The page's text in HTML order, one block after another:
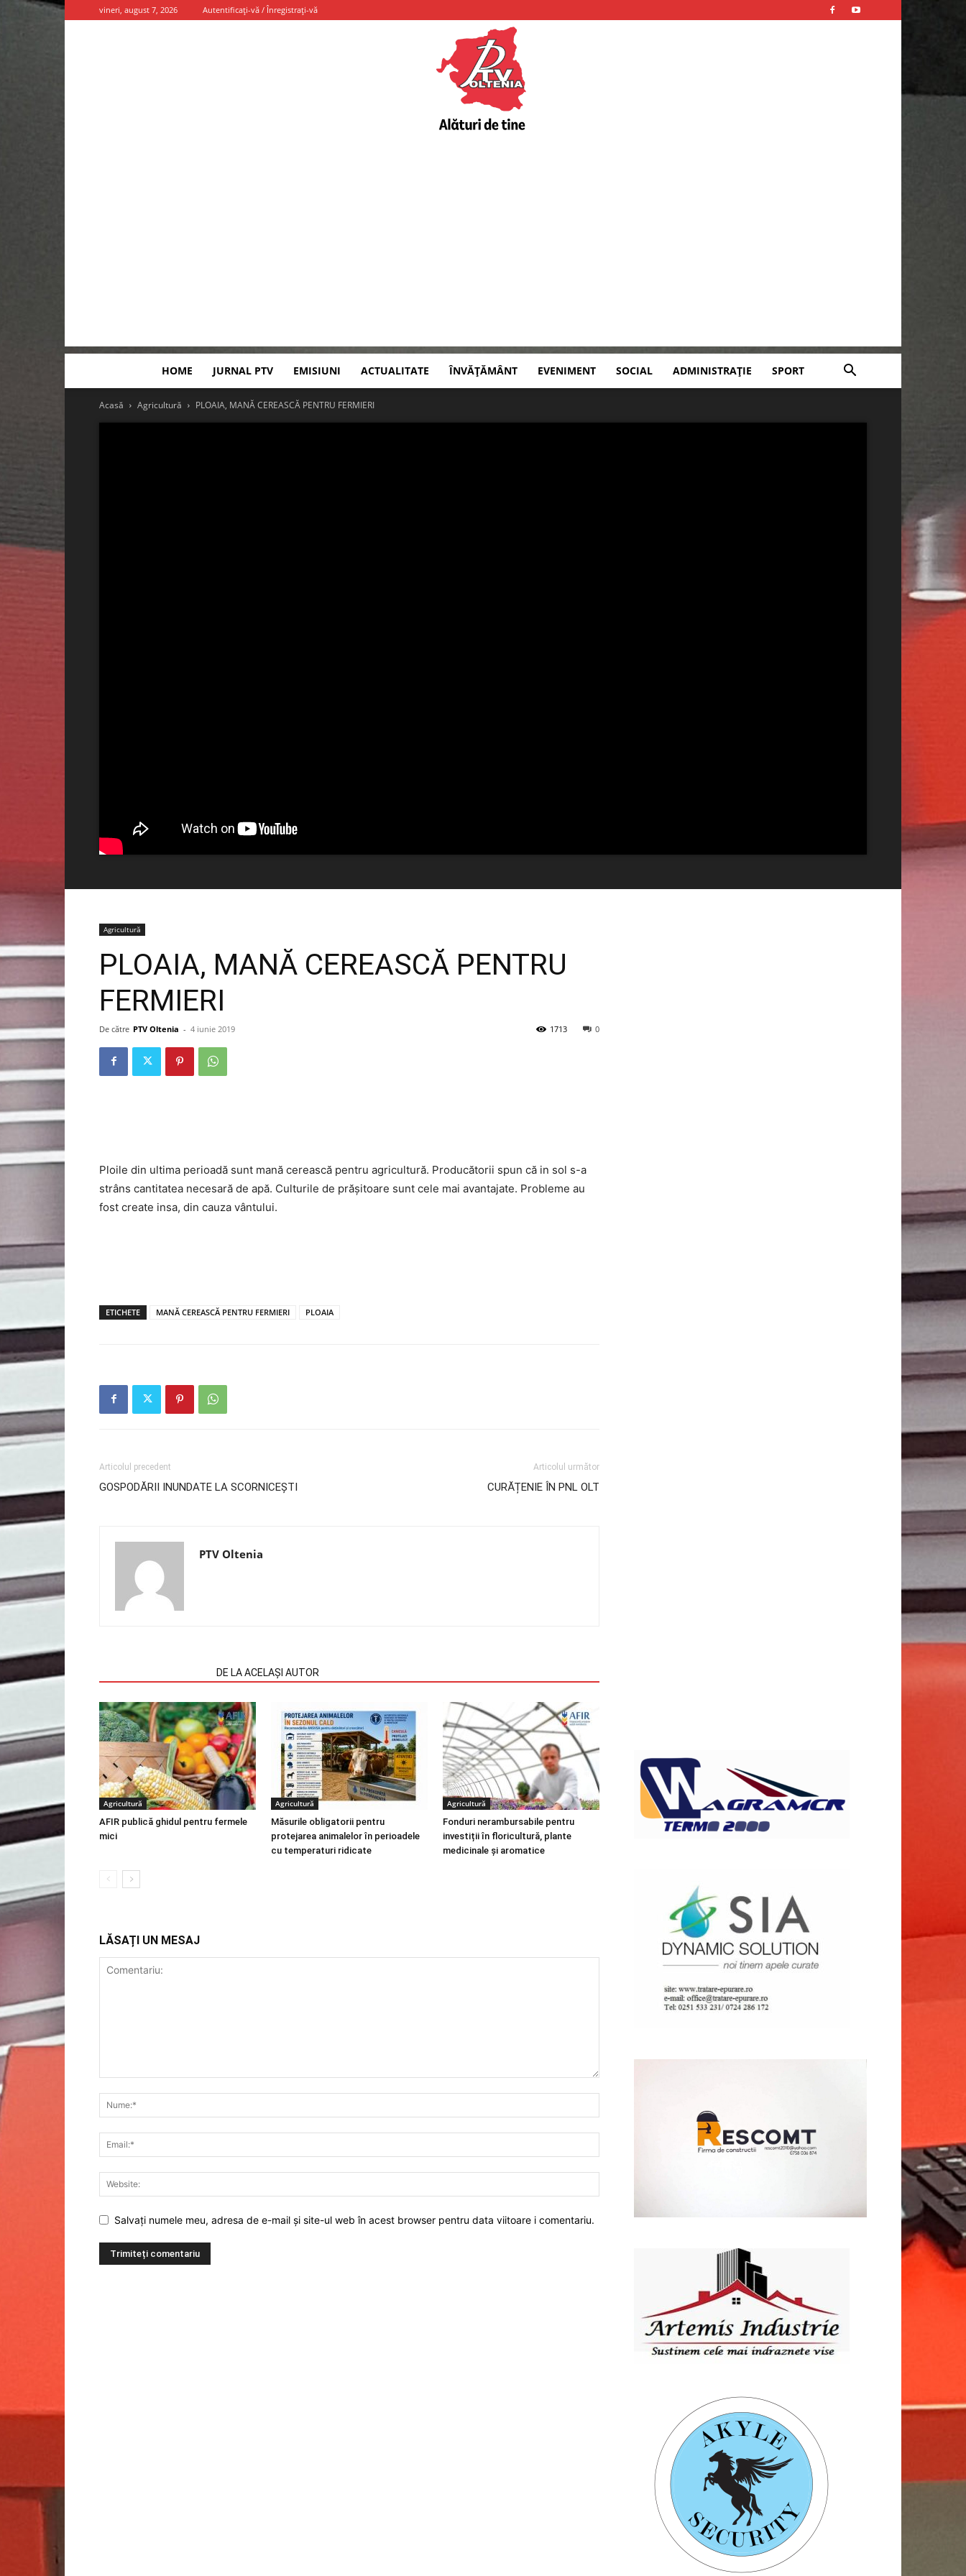
vineri, august 7, 2026 Autentificați-vă / Înregistrați-vă
HOME JURNAL PTV EMISIUNI ACTUALITATE ÎNVĂȚĂMÂNT EVENIMENT SOCIAL ADMINISTRAȚIE SPORT
Acasă Agricultură PLOAIA, MANĂ CEREASCĂ PENTRU FERMIERI
Agricultură
PLOAIA, MANĂ CEREASCĂ PENTRU
FERMIERI
De către PTV Oltenia - 4 iunie 2019 0
1713
Ploile din ultima perioadă sunt mană cerească pentru agricultură. Producătorii spun că in sol s-a
strâns cantitatea necesară de apă. Culturile de prășitoare sunt cele mai avantajate. Probleme au
fost create insa, din cauza vântului.
ETICHETE MANĂ CEREASCĂ PENTRU FERMIERI PLOAIA
Articolul precedent
GOSPODĂRII INUNDATE LA SCORNICEȘTI
Articolul următor
CURĂȚENIE ÎN PNL OLT
PTV Oltenia
DE LA ACELAȘI AUTOR
Agricultură
AFIR publică ghidul pentru fermele
mici
Agricultură
Măsurile obligatorii pentru
protejarea animalelor în perioadele
cu temperaturi ridicate
Agricultură
Fonduri nerambursabile pentru
investiții în floricultură, plante
medicinale și aromatice
LĂSAȚI UN MESAJ
Salvați numele meu, adresa de e-mail și site-ul web în acest browser pentru data viitoare i comentariu.